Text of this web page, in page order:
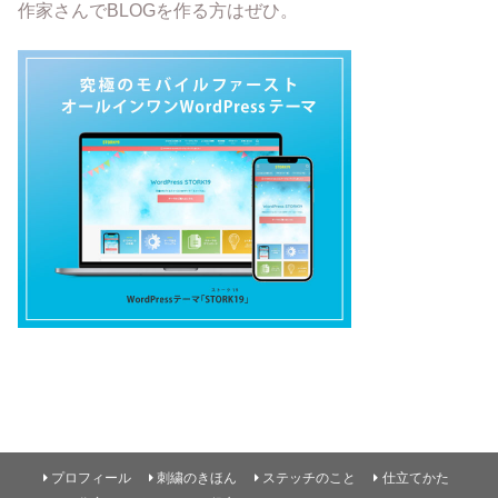
作家さんでBLOGを作る方はぜひ。
プロフィール 刺繍のきほん ステッチのこと
仕立てかた